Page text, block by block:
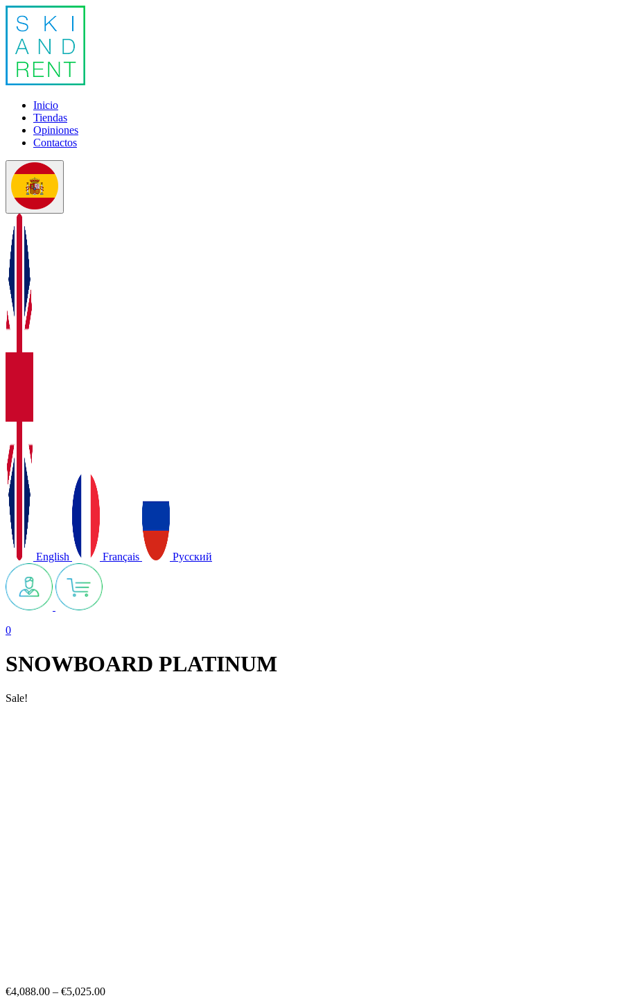
Inicio
Tiendas
Opiniones
Contactos
English Français Русский
0
SNOWBOARD PLATINUM
Sale!
€4,088.00 – €5,025.00